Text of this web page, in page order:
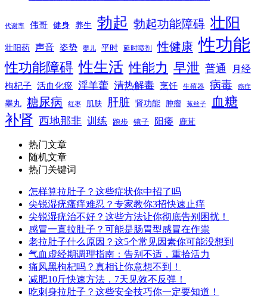
代谢率 伟哥 健身 养生 勃起 勃起功能障碍 壮阳
壮阳药 声音 姿势 婴儿 平时 延时喷剂 性健康 性功能
性功能障碍 性生活 性能力 早泄 普通 月经
枸杞子 活血化瘀 淫羊藿 清热解毒 烹饪 生殖器 病毒 癌症
睾丸 糖尿病 红枣 肌肤 肝脏 肾功能 肿瘤 菟丝子 血糖
补肾 西地那非 训练 跑步 镜子 阳痿 鹿茸
热门文章
随机文章
热门关键词
怎样算拉肚子？这些症状你中招了吗
尖锐湿疣瘙痒难忍？专家教你3招快速止痒
尖锐湿疣治不好？这些方法让你彻底告别困扰！
感冒一直拉肚子？可能是肠胃型感冒在作祟
老拉肚子什么原因？这5个常见因素你可能没想到
气血虚经期调理指南：告别不适，重拾活力
痛风黑枸杞吗？真相让你意想不到！
减肥10斤快速方法，7天见效不反弹！
吃刺身拉肚子？这些安全技巧你一定要知道！